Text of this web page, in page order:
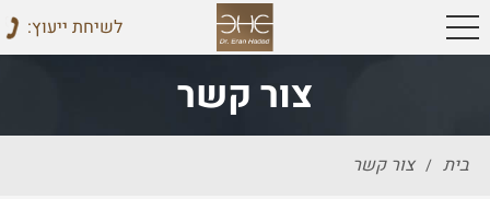
:לשיחת ייעוץ
צור קשר
בית / צור קשר